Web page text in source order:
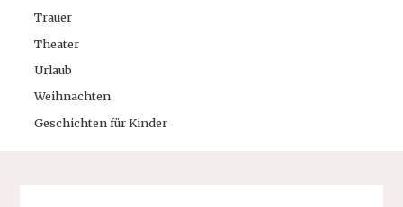
Trauer
Theater
Urlaub
Weihnachten
Geschichten für Kinder